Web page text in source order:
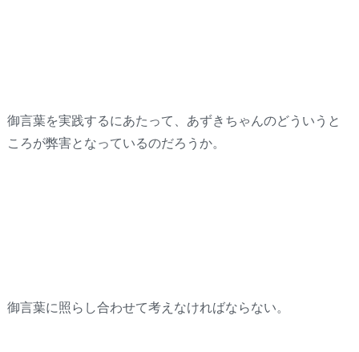
御言葉を実践するにあたって、あずきちゃんのどういうと
ころが弊害となっているのだろうか。
御言葉に照らし合わせて考えなければならない。